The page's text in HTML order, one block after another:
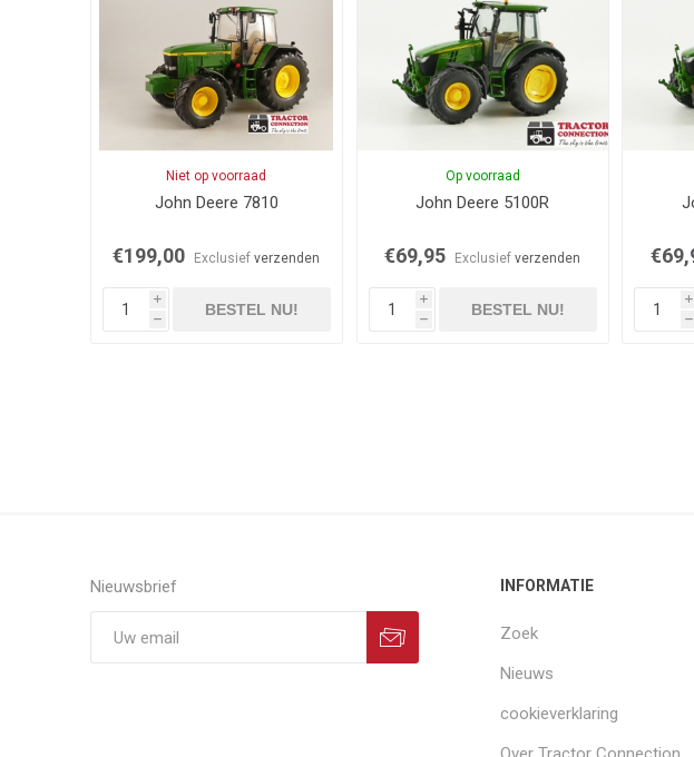
Niet op voorraad
John Deere 7810
€199,00 Exclusiefverzenden
i
h
BESTEL NU!
Op voorraad
John Deere 5100R
€69,95 Exclusiefverzenden
i
h
BESTEL NU!
i
h
Nieuwsbrief INFORMATIE
Zoek
Nieuws
cookieverklaring